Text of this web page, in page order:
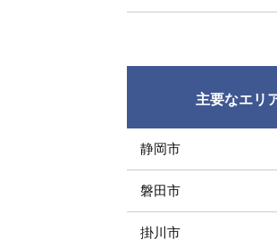
主要なエリ
静岡市
磐田市
掛川市